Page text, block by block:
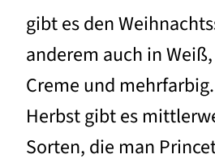
gibt es den
anderem auch in
Creme und
Herbst gibt es
Sorten, die man